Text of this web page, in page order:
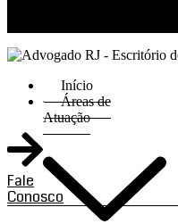
Início
Áreas de
Atuação
Fale
Conosco